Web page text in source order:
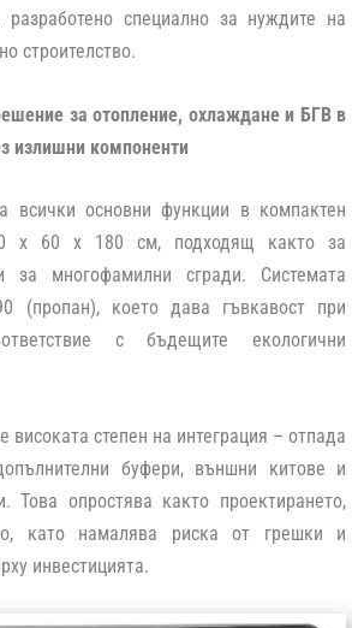
специално за нуждите на
строителство.
за отопление, охлаждане и БГВ в
излишни компоненти
всички основни функции в компактен
x 60 x 180 см, подходящ както за
за многофамилни сгради. Системата
(пропан), което дава гъвкавост при
с бъдещите екологични
степен на интеграция – отпада
буфери, външни китове и
Това опростява както проектирането,
като намалява риска от грешки и
инвестицията.